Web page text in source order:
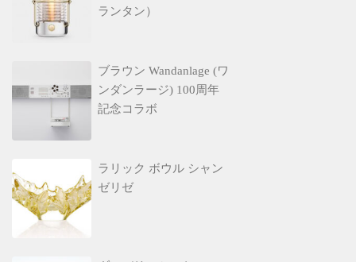
ランタン）
ブラウン Wandanlage (ワ
ンダンラージ) 100周年
記念コラボ
ラリック ボウル シャン
ゼリゼ